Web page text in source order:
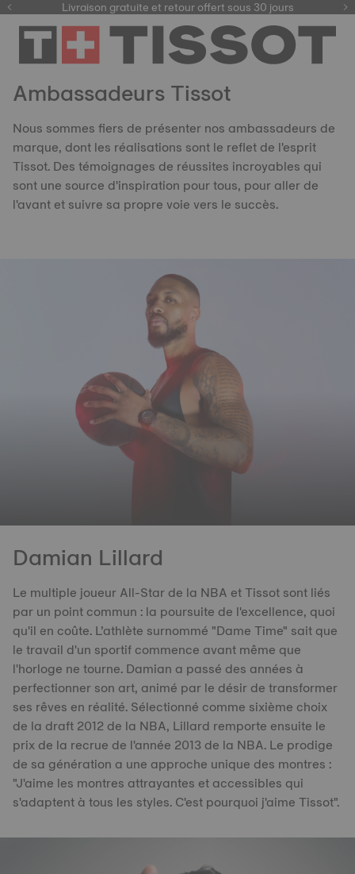
Livraison gratuite et retour offert sous 30 jours
Ambassadeurs Tissot
Nous sommes fiers de présenter nos ambassadeurs de
marque, dont les réalisations sont le reflet de l'esprit
Tissot. Des témoignages de réussites incroyables qui
sont une source d'inspiration pour tous, pour aller de
l'avant et suivre sa propre voie vers le succès.
Damian Lillard
Le multiple joueur All-Star de la NBA et Tissot sont liés
par un point commun : la poursuite de l'excellence, quoi
qu'il en coûte. L’athlète surnommé "Dame Time" sait que
le travail d'un sportif commence avant même que
l'horloge ne tourne. Damian a passé des années à
perfectionner son art, animé par le désir de transformer
ses rêves en réalité. Sélectionné comme sixième choix
de la draft 2012 de la NBA, Lillard remporte ensuite le
prix de la recrue de l'année 2013 de la NBA. Le prodige
de sa génération a une approche unique des montres :
"J'aime les montres attrayantes et accessibles qui
s'adaptent à tous les styles. C'est pourquoi j'aime Tissot".